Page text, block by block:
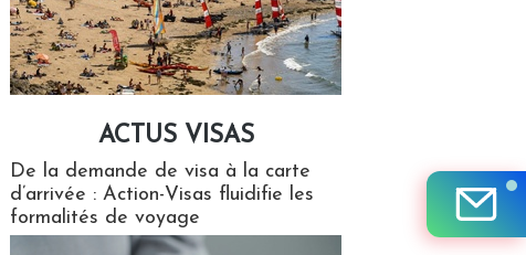
ACTUS VISAS
De la demande de visa à la carte
d’arrivée : Action-Visas fluidifie les
formalités de voyage